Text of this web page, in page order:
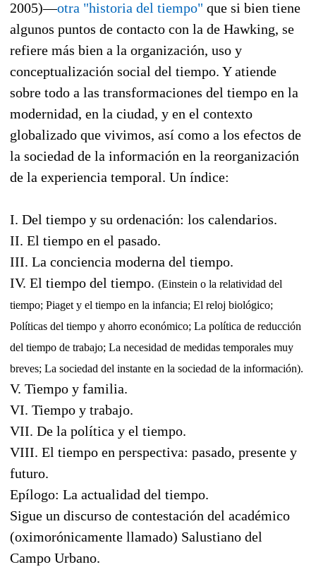
2005)—otra "historia del tiempo" que si bien tiene
algunos puntos de contacto con la de Hawking, se
refiere más bien a la organización, uso y
conceptualización social del tiempo. Y atiende
sobre todo a las transformaciones del tiempo en la
modernidad, en la ciudad, y en el contexto
globalizado que vivimos, así como a los efectos de
la sociedad de la información en la reorganización
de la experiencia temporal. Un índice:
I. Del tiempo y su ordenación: los calendarios.
II. El tiempo en el pasado.
III. La conciencia moderna del tiempo.
IV. El tiempo del tiempo. (Einstein o la relatividad del
tiempo; Piaget y el tiempo en la infancia; El reloj biológico;
Políticas del tiempo y ahorro económico; La política de reducción
del tiempo de trabajo; La necesidad de medidas temporales muy
breves; La sociedad del instante en la sociedad de la información).
V. Tiempo y familia.
VI. Tiempo y trabajo.
VII. De la política y el tiempo.
VIII. El tiempo en perspectiva: pasado, presente y
futuro.
Epílogo: La actualidad del tiempo.
Sigue un discurso de contestación del académico
(oximorónicamente llamado) Salustiano del
Campo Urbano.